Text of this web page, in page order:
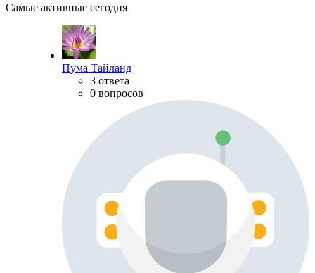
Самые активные сегодня
Пума Тайланд
3 ответа
0 вопросов